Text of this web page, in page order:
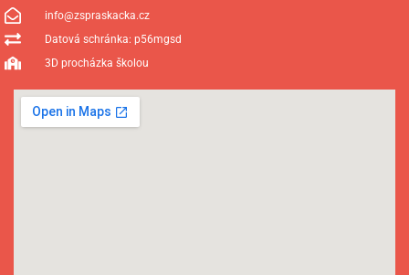
info@zspraskacka.cz
Datová schránka: p56mgsd
3D procházka školou